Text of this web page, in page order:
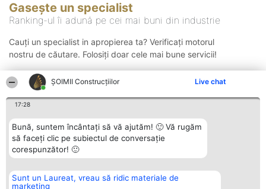
ȘOIMII Construcțiilor Live chat
17:28
Bună, suntem încântați să vă ajutăm! 🙂 Vă rugăm
să faceți clic pe subiectul de conversație
corespunzător! 🙂
Sunt un Laureat, vreau să ridic materiale de
marketing
Gasește un specialist
Ranking-ul îi adună pe cei mai buni din industrie
Cauți un specialist in apropierea ta? Verificați motorul
nostru de căutare. Folosiți doar cele mai bune servicii!
Organizator Ranking
BRIGHT SOLUTIONS BR SRL
Plebiscyt Contact